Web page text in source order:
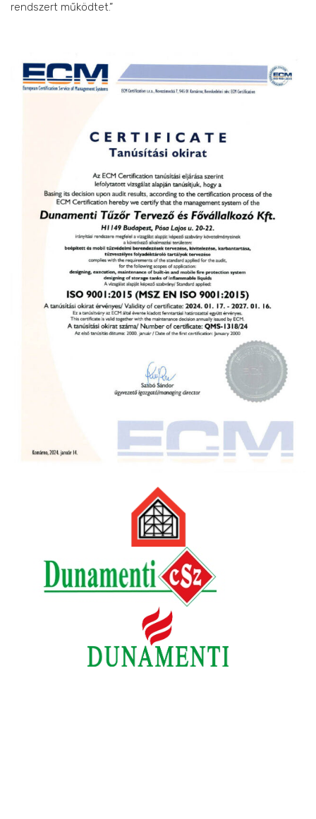
rendszert működtet.”